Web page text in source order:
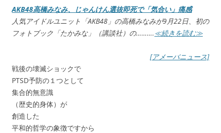
AKB48高橋みなみ、じゃんけん選抜即死で「気合い」痛感
人気アイドルユニット「AKB48」の高橋みなみが9月22日、初の
フォトブック「たかみな」（講談社）の………. ≪続きを読む≫
[アメーバニュース]
戦後の壊滅ショックで
PTSD予防の１つとして
集合的無意識
（歴史的身体）が
創造した
平和的哲学の象徴ですから